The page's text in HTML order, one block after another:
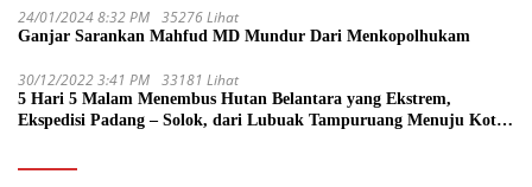
24/01/2024 8:32 PM 35276 Lihat
Ganjar Sarankan Mahfud MD Mundur Dari Menkopolhukam
30/12/2022 3:41 PM 33181 Lihat
5 Hari 5 Malam Menembus Hutan Belantara yang Ekstrem,
Ekspedisi Padang – Solok, dari Lubuak Tampuruang Menuju Koto